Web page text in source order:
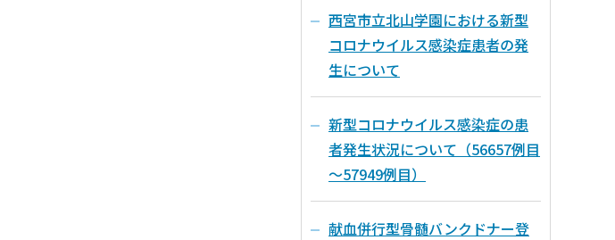
西宮市立北山学園における新型
コロナウイルス感染症患者の発
生について
新型コロナウイルス感染症の患
者発生状況について（56657例目
～57949例目）
献血併行型骨髄バンクドナー登